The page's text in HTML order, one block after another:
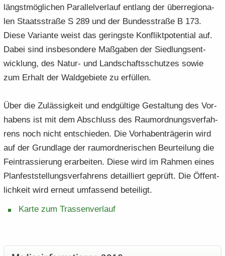
längst­mög­li­chen Par­al­lel­ver­lauf ent­lang der über­re­gio­na­
len Staats­stra­ße S 289 und der Bun­des­stra­ße B 173.
Diese Va­ri­an­te weist das ge­rings­te Kon­flikt­po­ten­ti­al auf.
Dabei sind ins­be­son­de­re Maß­ga­ben der Sied­lungs­ent­
wick­lung, des Natur-​ und Land­schafts­schut­zes sowie
zum Er­halt der Wald­ge­bie­te zu er­fül­len.
Über die Zu­läs­sig­keit und end­gül­ti­ge Ge­stal­tung des Vor­
ha­bens ist mit dem Ab­schluss des Raum­ord­nungs­ver­fah­
rens noch nicht ent­schie­den. Die Vor­ha­ben­trä­ge­rin wird
auf der Grund­la­ge der raum­ord­ne­ri­schen Be­ur­tei­lung die
Fein­tras­sie­rung er­ar­bei­ten. Diese wird im Rah­men eines
Plan­fest­stel­lungs­ver­fah­rens de­tail­liert ge­prüft. Die Öf­fent­
lich­keit wird er­neut um­fas­send be­tei­ligt.
Karte zum Tras­sen­ver­lauf